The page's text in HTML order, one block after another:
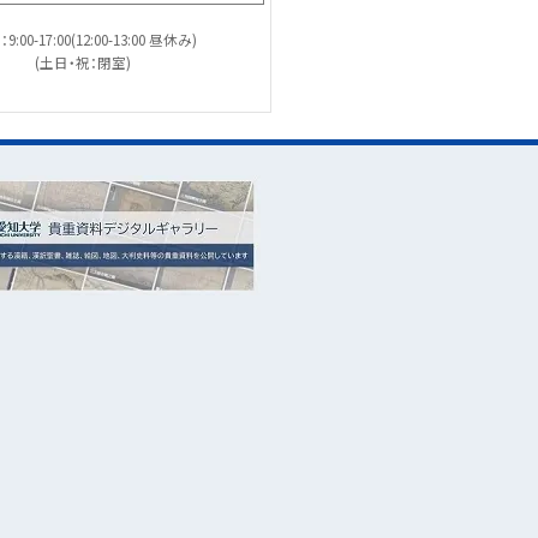
9:00-17:00(12:00-13:00 昼休み)
(土日・祝：閉室)